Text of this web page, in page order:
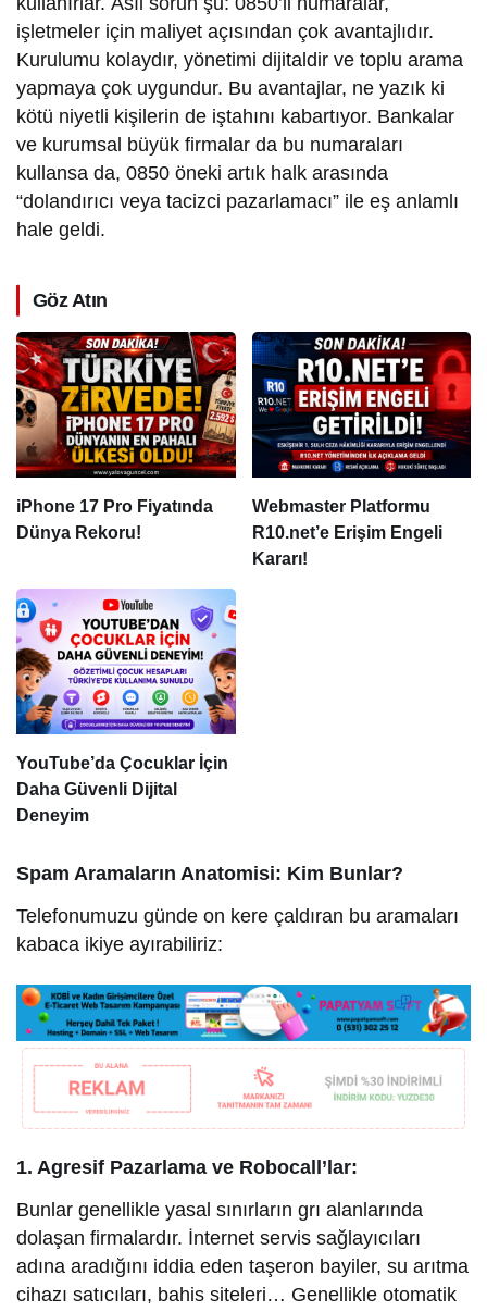
işletmeler için maliyet açısından çok avantajlıdır.
Kurulumu kolaydır, yönetimi dijitaldir ve toplu arama
yapmaya çok uygundur. Bu avantajlar, ne yazık ki
kötü niyetli kişilerin de iştahını kabartıyor. Bankalar
ve kurumsal büyük firmalar da bu numaraları
kullansa da, 0850 öneki artık halk arasında
“dolandırıcı veya tacizci pazarlamacı” ile eş anlamlı
hale geldi.
Göz Atın
iPhone 17 Pro Fiyatında
Dünya Rekoru!
Webmaster Platformu
R10.net’e Erişim Engeli
Kararı!
YouTube’da Çocuklar İçin
Daha Güvenli Dijital
Deneyim
Spam Aramaların Anatomisi: Kim Bunlar?
Telefonumuzu günde on kere çaldıran bu aramaları
kabaca ikiye ayırabiliriz:
1. Agresif Pazarlama ve Robocall’lar:
Bunlar genellikle yasal sınırların grı alanlarında
dolaşan firmalardır. İnternet servis sağlayıcıları
adına aradığını iddia eden taşeron bayiler, su arıtma
cihazı satıcıları, bahis siteleri… Genellikle otomatik